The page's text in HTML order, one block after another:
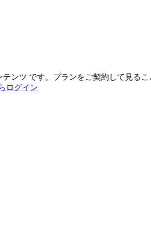
テンツ です。プランをご契約して見る
ログイン